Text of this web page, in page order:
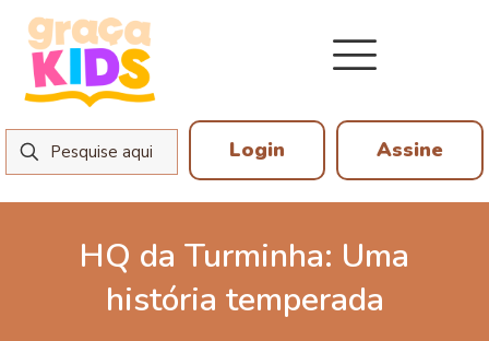
Login Assine
HQ da Turminha: Uma
história temperada